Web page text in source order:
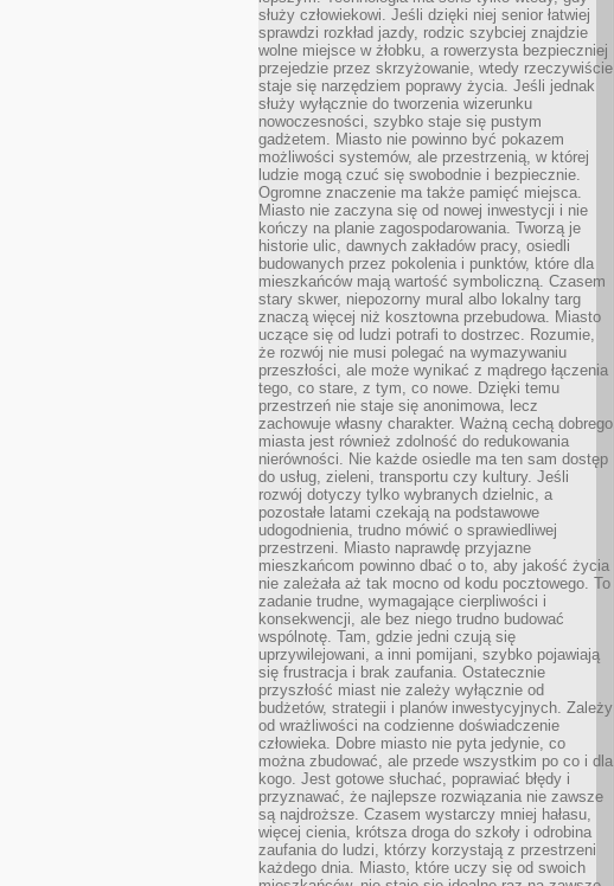
służy człowiekowi. Jeśli dzięki niej senior łatwiej
sprawdzi rozkład jazdy, rodzic szybciej znajdzie
wolne miejsce w żłobku, a rowerzysta bezpieczniej
przejedzie przez skrzyżowanie, wtedy rzeczywiście
staje się narzędziem poprawy życia. Jeśli jednak
służy wyłącznie do tworzenia wizerunku
nowoczesności, szybko staje się pustym
gadżetem. Miasto nie powinno być pokazem
możliwości systemów, ale przestrzenią, w której
ludzie mogą czuć się swobodnie i bezpiecznie.
Ogromne znaczenie ma także pamięć miejsca.
Miasto nie zaczyna się od nowej inwestycji i nie
kończy na planie zagospodarowania. Tworzą je
historie ulic, dawnych zakładów pracy, osiedli
budowanych przez pokolenia i punktów, które dla
mieszkańców mają wartość symboliczną. Czasem
stary skwer, niepozorny mural albo lokalny targ
znaczą więcej niż kosztowna przebudowa. Miasto
uczące się od ludzi potrafi to dostrzec. Rozumie,
że rozwój nie musi polegać na wymazywaniu
przeszłości, ale może wynikać z mądrego łączenia
tego, co stare, z tym, co nowe. Dzięki temu
przestrzeń nie staje się anonimowa, lecz
zachowuje własny charakter. Ważną cechą dobrego
miasta jest również zdolność do redukowania
nierówności. Nie każde osiedle ma ten sam dostęp
do usług, zieleni, transportu czy kultury. Jeśli
rozwój dotyczy tylko wybranych dzielnic, a
pozostałe latami czekają na podstawowe
udogodnienia, trudno mówić o sprawiedliwej
przestrzeni. Miasto naprawdę przyjazne
mieszkańcom powinno dbać o to, aby jakość życia
nie zależała aż tak mocno od kodu pocztowego. To
zadanie trudne, wymagające cierpliwości i
konsekwencji, ale bez niego trudno budować
wspólnotę. Tam, gdzie jedni czują się
uprzywilejowani, a inni pomijani, szybko pojawiają
się frustracja i brak zaufania. Ostatecznie
przyszłość miast nie zależy wyłącznie od
budżetów, strategii i planów inwestycyjnych. Zależy
od wrażliwości na codzienne doświadczenie
człowieka. Dobre miasto nie pyta jedynie, co
można zbudować, ale przede wszystkim po co i dla
kogo. Jest gotowe słuchać, poprawiać błędy i
przyznawać, że najlepsze rozwiązania nie zawsze
są najdroższe. Czasem wystarczy mniej hałasu,
więcej cienia, krótsza droga do szkoły i odrobina
zaufania do ludzi, którzy korzystają z przestrzeni
każdego dnia. Miasto, które uczy się od swoich